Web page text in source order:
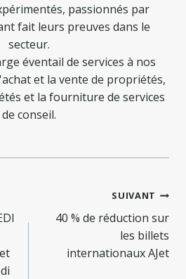
passionnés par
fait leurs preuves dans le
secteur.
éventail de services à nos
et la vente de propriétés,
et la fourniture de services
de conseil.
SUIVANT
40 % de réduction sur
les billets
internationaux AJet